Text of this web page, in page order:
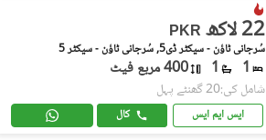
PKR 22 لاکھ
سُرجانی ٹاؤن - سیکٹر ڈی5, سُرجانی ٹاؤن - سیکٹر 5
1
1 400 مربع فیٹ
شامل کی:20 گھنٹے پہل
ایس ایم ایس کال